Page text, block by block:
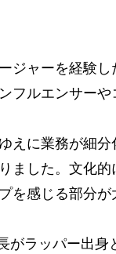
ジャーを経験
ルエンサー
えに業務が細
ました。文化
感じる部分が
ラッパー出